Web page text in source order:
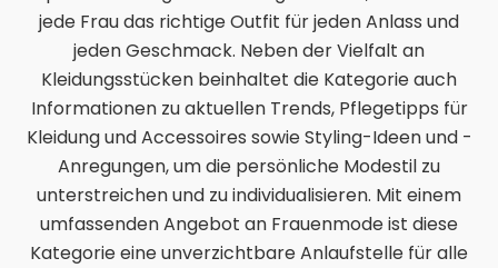
jede Frau das richtige Outfit für jeden Anlass und
jeden Geschmack. Neben der Vielfalt an
Kleidungsstücken beinhaltet die Kategorie auch
Informationen zu aktuellen Trends, Pflegetipps für
Kleidung und Accessoires sowie Styling-Ideen und -
Anregungen, um die persönliche Modestil zu
unterstreichen und zu individualisieren. Mit einem
umfassenden Angebot an Frauenmode ist diese
Kategorie eine unverzichtbare Anlaufstelle für alle